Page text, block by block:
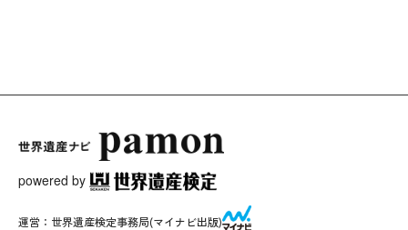
powered by
運営： 世界遺産検定事務局(マイナビ出版)